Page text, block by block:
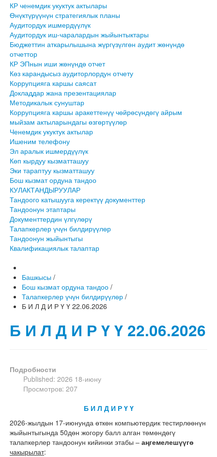
КР ченемдик укуктук актылары
Өнүктүрүүнүн стратегиялык планы
Аудитордук ишмердүүлүк
Аудитордук иш-чаралардын жыйынтыктары
Бюджеттин аткарылышына жүргүзүлгөн аудит жөнүндө
отчеттор
КР ЭПнын иши жөнүндө отчет
Көз карандысыз аудиторлордун отчету
Коррупцияга каршы саясат
Докладдар жана презентациялар
Методикалык сунуштар
Коррупцияга каршы аракеттенүү чөйрөсүндөгү айрым
мыйзам актыларындагы өзгөртүүлөр
Ченемдик укуктук актылар
Ишеним телефону
Эл аралык ишмердүүлүк
Көп кырдуу кызматташуу
Эки тараптуу кызматташуу
Бош кызмат ордуна тандоо
КУЛАКТАНДЫРУУЛАР
Тандоого катышууга керектүү документтер
Тандоонун этаптары
Документтердин үлгүлөрү
Талапкерлер үчүн билдирүүлөр
Тандоонун жыйынтыгы
Квалификациялык талаптар
Башкысы /
Бош кызмат ордуна тандоо /
Талапкерлер үчүн билдирүүлөр /
Б И Л Д И Р Ү Ү 22.06.2026
Б И Л Д И Р Ү Ү 22.06.2026
Подробности
Published: 2026 18-июну
Просмотров: 207
Б И Л Д И Р Ү Ү
2026-жылдын 17-июнунда өткөн компьютердик тестирлөөнүн
жыйынтыгында 50дөн жогору балл алган төмөндөгү
талапкерлер тандоонун кийинки этабы – аңгемелешүүгө
чакырылат: